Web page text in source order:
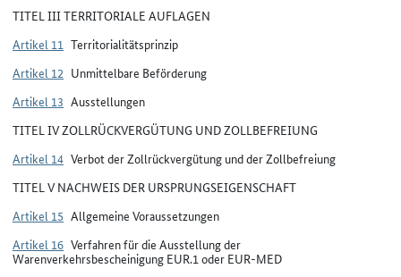
TITEL III TERRITORIALE AUFLAGEN
Artikel 11 Territorialitätsprinzip
Artikel 12 Unmittelbare Beförderung
Artikel 13 Ausstellungen
TITEL IV ZOLLRÜCKVERGÜTUNG UND ZOLLBEFREIUNG
Artikel 14 Verbot der Zollrückvergütung und der Zollbefreiung
TITEL V NACHWEIS DER URSPRUNGSEIGENSCHAFT
Artikel 15 Allgemeine Voraussetzungen
Artikel 16 Verfahren für die Ausstellung der
Warenverkehrsbescheinigung EUR.1 oder EUR-MED